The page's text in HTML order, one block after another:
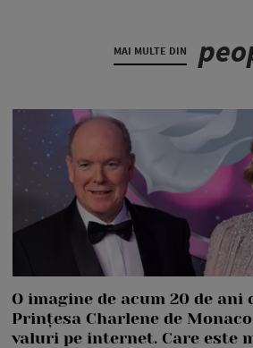
MAI MULTE DIN
O imagine de acum 20 de ani
Prințesa Charlene de
valuri pe internet. Care este